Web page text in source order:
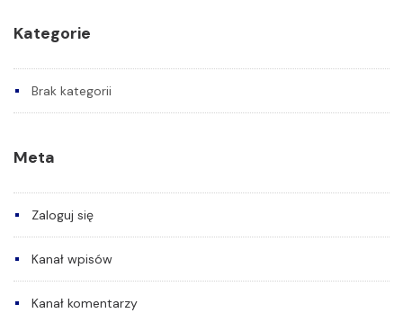
Kategorie
Brak kategorii
Meta
Zaloguj się
Kanał wpisów
Kanał komentarzy